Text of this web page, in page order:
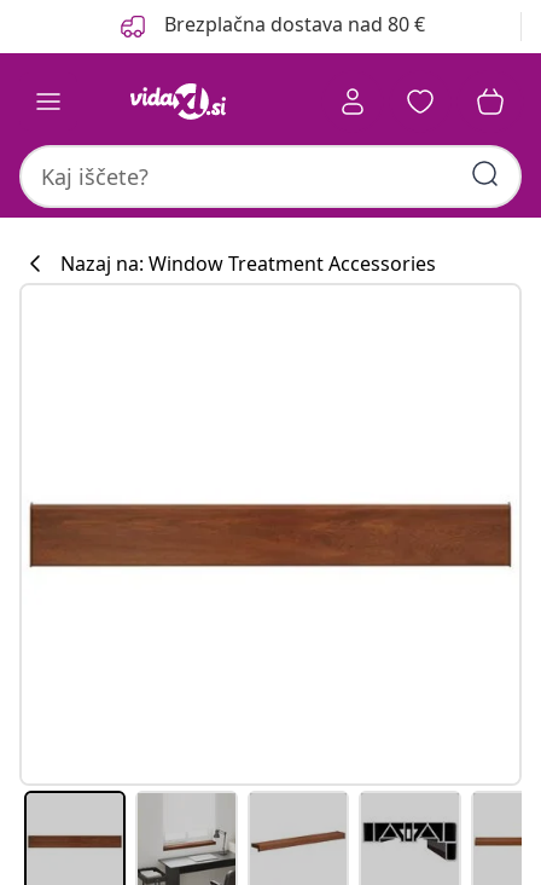
Brezplačna dostava nad 80 €
Nazaj na: Window Treatment Accessories